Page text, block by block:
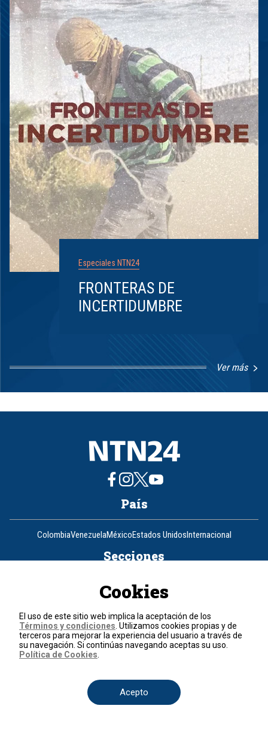
Especiales NTN24
FRONTERAS DE
INCERTIDUMBRE
Ver más
8
País
ColombiaVenezuelaMéxicoEstados UnidosInternacional
Secciones
EconomíaJudicialDeportesNuestra Tele Internacional
EntretenimientoSalud
Programas
Clic VerdeClub de PrensaEl InformativoFlash Fashion
La entrevista de Tomás Mosciatti
Corporativo
Cookies
El uso de este sitio web implica la aceptación de los
Términos y condiciones . Utilizamos cookies propias y de
terceros para mejorar la experiencia del usuario a través de
su navegación. Si continúas navegando aceptas su uso.
Política de Cookies
Acepto